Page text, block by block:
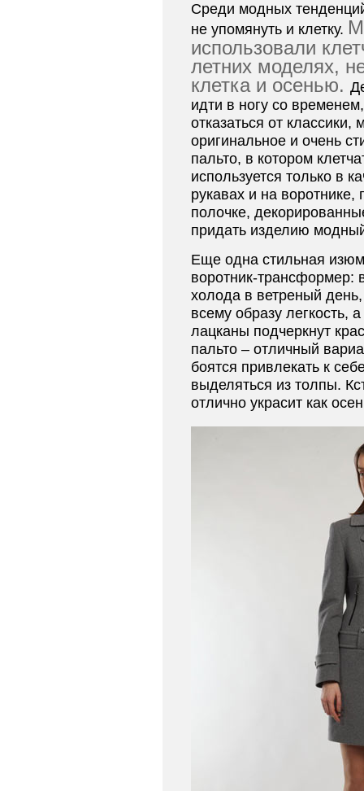
Среди модных
не упомянуть и клетку.
использовали
летних моделях,
клетка и осенью.
идти в ногу со
отказаться от классики,
оригинальное и очень
пальто, в котором
используется только в
рукавах и на воротнике,
полочке,
придать изделию
Еще одна стильная
воротник-трансформер:
холода в ветреный
всему образу легкость,
лацканы подчеркнут
пальто – отличный
боятся привлекать к
выделяться из толпы.
отлично украсит как